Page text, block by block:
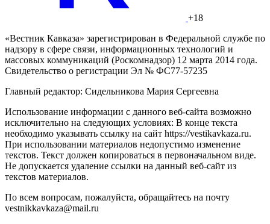
+18
«Вестник Кавказа» зарегистрирован в Федеральной службе по
надзору в сфере связи, информационных технологий и
массовых коммуникаций (Роскомнадзор) 12 марта 2014 года.
Свидетельство о регистрации Эл № ФС77-57235
Главный редактор: Сидельникова Мария Сергеевна
Использование информации с данного веб-сайта возможно
исключительно на следующих условиях: В конце текста
необходимо указывать ссылку на сайт https://vestikavkaza.ru.
При использовании материалов недопустимо изменение
текстов. Текст должен копироваться в первоначальном виде.
Не допускается удаление ссылки на данный веб-сайт из
текстов материалов.
По всем вопросам, пожалуйста, обращайтесь на почту
vestnikkavkaza@mail.ru